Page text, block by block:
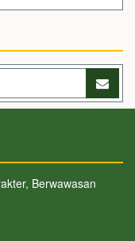
Berwawasan